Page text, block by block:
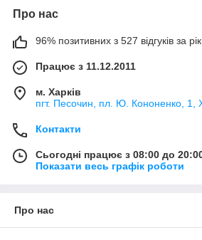
Про нас
96% позитивних з 527 відгуків за рік
Працює з 11.12.2011
м. Харків
пгт. Песочин, пл. Ю. Кононенко, 1,
Контакти
Сьогодні працює з 08:00 до
Показати весь графік роботи
Про нас